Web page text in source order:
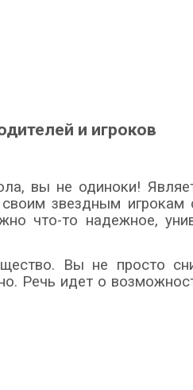
и игроков
вы не одиноки!
звездным
что-то надежное,
Вы не просто
Речь идет о